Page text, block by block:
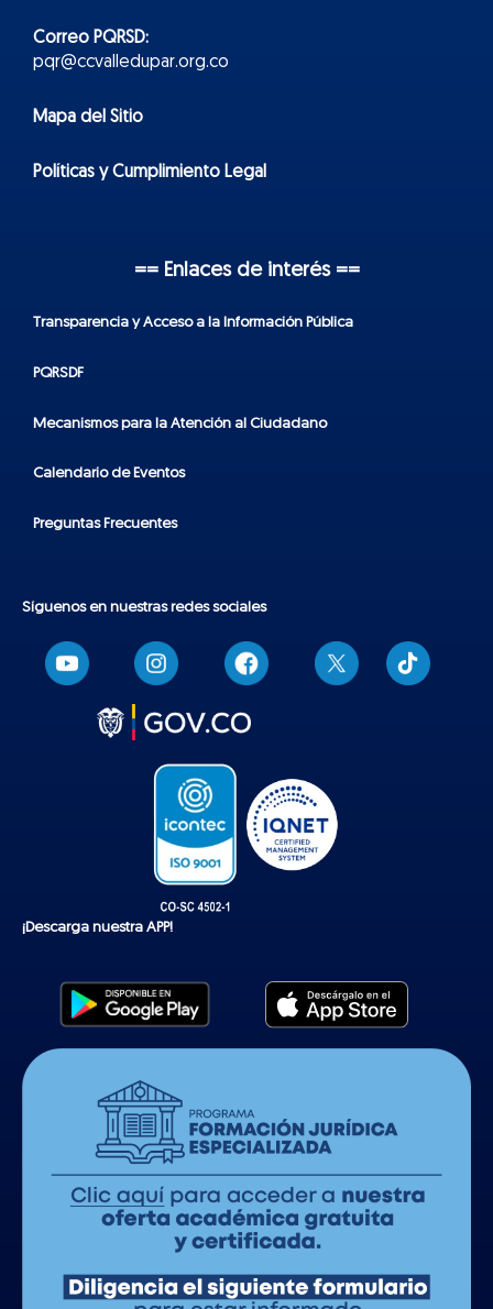
Correo PQRSD:
pqr@ccvalledupar.org.co
Mapa del Sitio
Políticas y Cumplimiento Legal
== Enlaces de interés ==
Transparencia y Acceso a la Información Pública
PQRSDF
Mecanismos para la Atención al Ciudadano
Calendario de Eventos
Preguntas Frecuentes
Síguenos en nuestras redes sociales
T
i
k
¡Descarga nuestra APP!